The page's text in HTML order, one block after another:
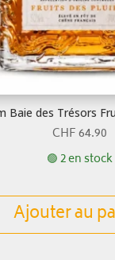
Baie des Trésors
CHF64.90
🟢 2 en stock
Ajouter au